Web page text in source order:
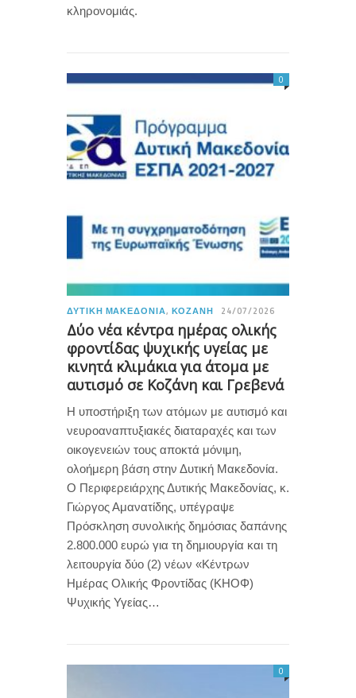
κληρονομιάς.
ΔΥΤΙΚΉ ΜΑΚΕΔΟΝΊΑ, ΚΟΖΆΝΗ 24/07/2026
Δύο νέα κέντρα ημέρας ολικής
φροντίδας ψυχικής υγείας με
κινητά κλιμάκια για άτομα με
αυτισμό σε Κοζάνη και Γρεβενά
0
Η υποστήριξη των ατόμων με αυτισμό και
νευροαναπτυξιακές διαταραχές και των
οικογενειών τους αποκτά μόνιμη,
ολοήμερη βάση στην Δυτική Μακεδονία.
Ο Περιφερειάρχης Δυτικής Μακεδονίας, κ.
Γιώργος Αμανατίδης, υπέγραψε
Πρόσκληση συνολικής δημόσιας δαπάνης
2.800.000 ευρώ για τη δημιουργία και τη
λειτουργία δύο (2) νέων «Κέντρων
Ημέρας Ολικής Φροντίδας (ΚΗΟΦ)
Ψυχικής Υγείας…
0